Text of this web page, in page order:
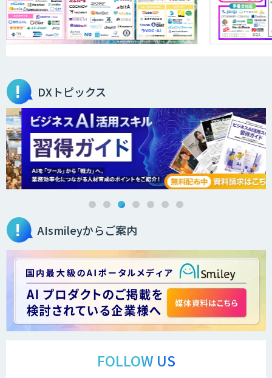
Smart Search
2層ナレッジ×AIで顧客コミュニケーシ
ョンを効率化「ZEROCK」
＜Dify活用＞AIエージェントDRIVE
WARP NEXT
Explaza 生成AI Partner｜ 顧客対応・接
客 特化
DXトピックス
AIsmileyからご案内
FOLLOW US